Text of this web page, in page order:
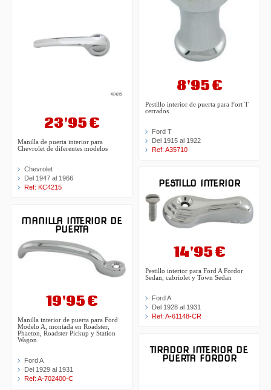
23'95 €
Manilla de puerta interior para
Chevrolet de diferentes modelos
Chevrolet
Del 1947 al 1966
Ref: KC4215
MANILLA INTERIOR DE
PUERTA
19'95 €
Manilla interior de puerta para Ford
Modelo A, montada en Roadster,
Phaeton, Roadster Pickup y Station
Wagon
Ford A
Del 1929 al 1931
Ref: A-702400-C
8'95 €
Pestillo interior de puerta para Fort T
cerrados
Ford T
Del 1915 al 1922
Ref: A35710
PESTILLO INTERIOR
14'95 €
Pestillo interior para Ford A Fordor
Sedan, cabriolet y Town Sedan
Ford A
Del 1928 al 1931
Ref: A-61148-CR
TIRADOR INTERIOR DE
PUERTA FORDOR